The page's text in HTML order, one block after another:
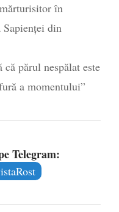
în
din
că părul nespălat este
a momentului”
Telegram: